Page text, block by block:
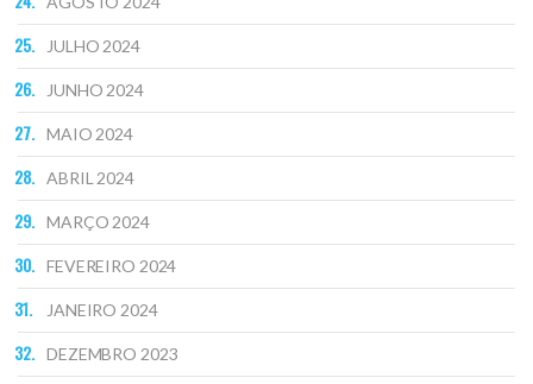
JULHO 2024
JUNHO 2024
MAIO 2024
ABRIL 2024
MARÇO 2024
FEVEREIRO 2024
JANEIRO 2024
DEZEMBRO 2023